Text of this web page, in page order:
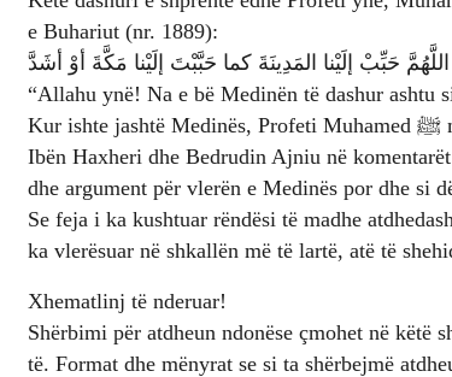
e Buhariut (nr. 1889):
اللَّهُمَّ حَبِّبْ إلَيْنا المَدِينَةَ كما حَبَّبْتَ إلَيْنا مَكَّةَ أوْ أشَدَّ
“Allahu ynë! Na e bë Medinën të dashur ashtu
Kur ishte jashtë Medinës, Profeti Muhamed ﷺ mallëngjehej për të. Këtë shprehje të ndjenjave, dijetarë si
Ibën Haxheri dhe Bedrudin Ajniu në
dhe argument për vlerën e Medinës por dhe si
Se feja i ka kushtuar rëndësi të madhe
ka vlerësuar në shkallën më të lartë, atë të
Xhematlinj të nderuar!
Shërbimi për atdheun ndonëse çmohet në
të. Format dhe mënyrat se si ta shërbejmë